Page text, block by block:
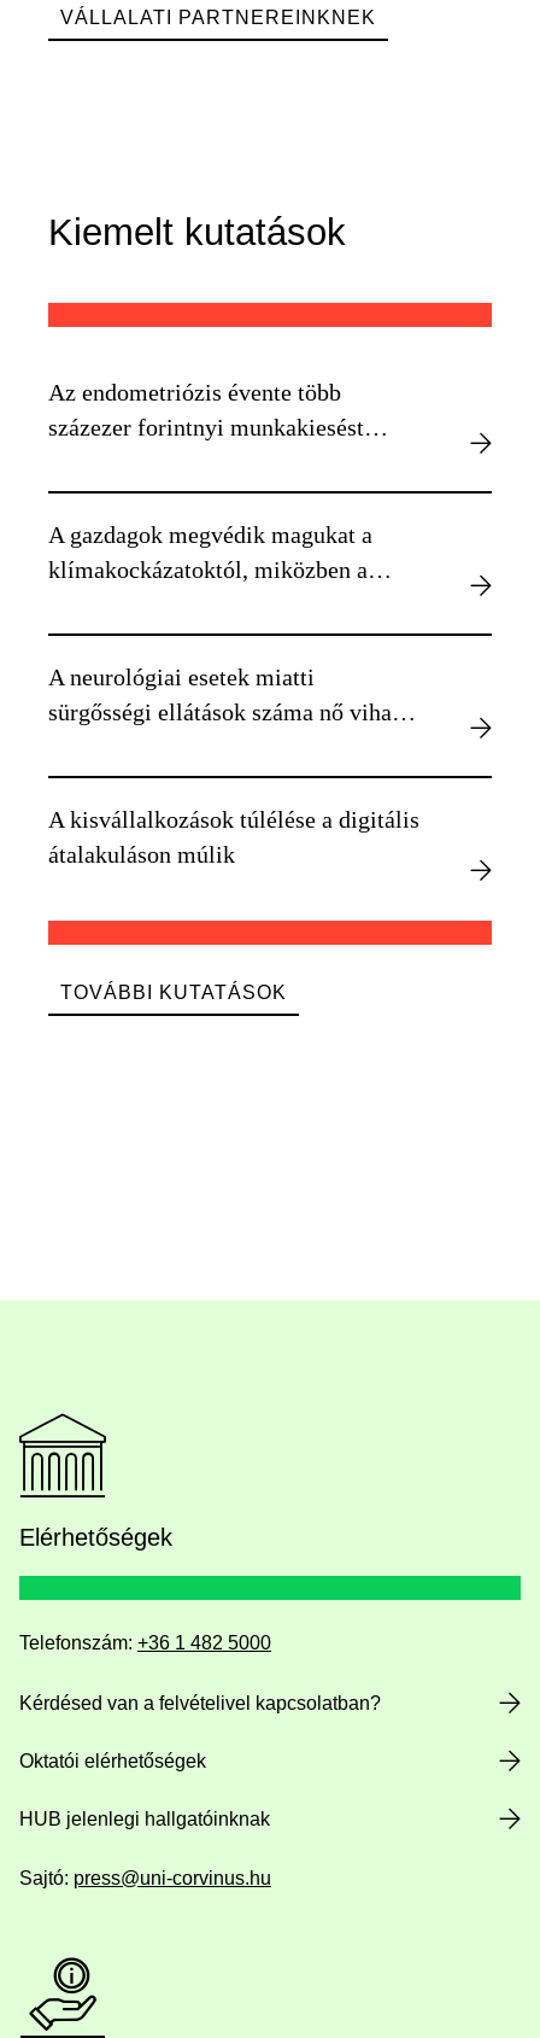
VÁLLALATI PARTNEREINKNEK
Kiemelt kutatások
Az endometriózis évente több
százezer forintnyi munkakiesést
A gazdagok megvédik magukat a
klímakockázatoktól, miközben a
válnak
A neurológiai esetek miatti
sürgősségi ellátások száma nő viharos
A kisvállalkozások túlélése a digitális
átalakuláson múlik
TOVÁBBI KUTATÁSOK
Elérhetőségek
Telefonszám: +36 1 482 5000
Kérdésed van a felvételivel kapcsolatban?
Oktatói elérhetőségek
HUB jelenlegi hallgatóinknak
Sajtó: press@uni-corvinus.hu